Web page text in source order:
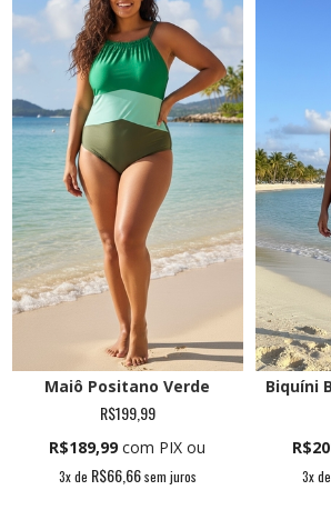
Maiô Positano Verde
R$199,99
R$189,99 com PIX ou
3x de R$66,66sem juros
Biquíni
3x de